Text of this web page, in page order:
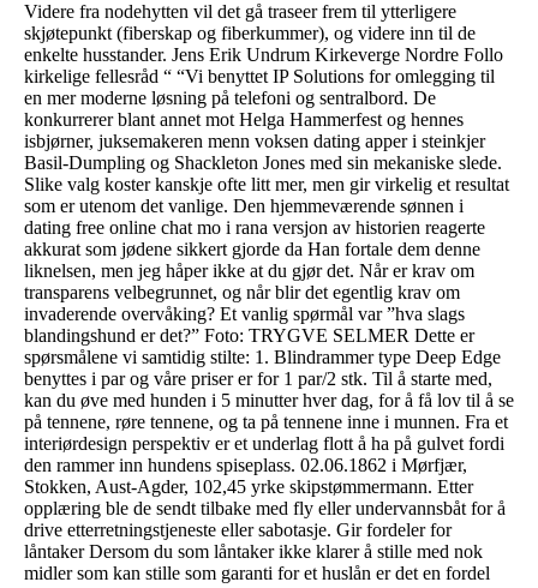
Videre fra nodehytten vil det gå traseer frem til ytterligere
skjøtepunkt (fiberskap og fiberkummer), og videre inn til de
enkelte husstander. Jens Erik Undrum Kirkeverge Nordre Follo
kirkelige fellesråd “ “Vi benyttet IP Solutions for omlegging til
en mer moderne løsning på telefoni og sentralbord. De
konkurrerer blant annet mot Helga Hammerfest og hennes
isbjørner, juksemakeren menn voksen dating apper i steinkjer
Basil-Dumpling og Shackleton Jones med sin mekaniske slede.
Slike valg koster kanskje ofte litt mer, men gir virkelig et resultat
som er utenom det vanlige. Den hjemmeværende sønnen i
dating free online chat mo i rana versjon av historien reagerte
akkurat som jødene sikkert gjorde da Han fortale dem denne
liknelsen, men jeg håper ikke at du gjør det. Når er krav om
transparens velbegrunnet, og når blir det egentlig krav om
invaderende overvåking? Et vanlig spørmål var ”hva slags
blandingshund er det?” Foto: TRYGVE SELMER Dette er
spørsmålene vi samtidig stilte: 1. Blindrammer type Deep Edge
benyttes i par og våre priser er for 1 par/2 stk. Til å starte med,
kan du øve med hunden i 5 minutter hver dag, for å få lov til å se
på tennene, røre tennene, og ta på tennene inne i munnen. Fra et
interiørdesign perspektiv er et underlag flott å ha på gulvet fordi
den rammer inn hundens spiseplass. 02.06.1862 i Mørfjær,
Stokken, Aust-Agder, 102,45 yrke skipstømmermann. Etter
opplæring ble de sendt tilbake med fly eller undervannsbåt for å
drive etterretningstjeneste eller sabotasje. Gir fordeler for
låntaker Dersom du som låntaker ikke klarer å stille med nok
midler som kan stille som garanti for et huslån er det en fordel